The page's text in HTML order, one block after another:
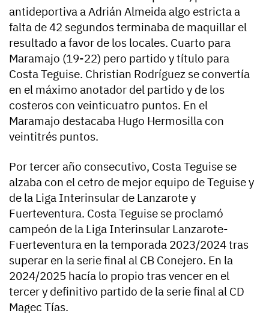
antideportiva a Adrián Almeida algo estricta a
falta de 42 segundos terminaba de maquillar el
resultado a favor de los locales. Cuarto para
Maramajo (19-22) pero partido y título para
Costa Teguise. Christian Rodríguez se convertía
en el máximo anotador del partido y de los
costeros con veinticuatro puntos. En el
Maramajo destacaba Hugo Hermosilla con
veintitrés puntos.
Por tercer año consecutivo, Costa Teguise se
alzaba con el cetro de mejor equipo de Teguise y
de la Liga Interinsular de Lanzarote y
Fuerteventura. Costa Teguise se proclamó
campeón de la Liga Interinsular Lanzarote-
Fuerteventura en la temporada 2023/2024 tras
superar en la serie final al CB Conejero. En la
2024/2025 hacía lo propio tras vencer en el
tercer y definitivo partido de la serie final al CD
Magec Tías.